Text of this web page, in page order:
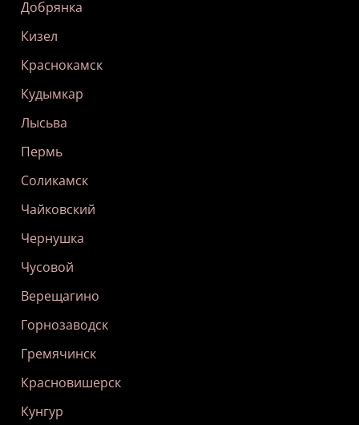
Добрянка
Кизел
Краснокамск
Кудымкар
Лысьва
Пермь
Соликамск
Чайковский
Чернушка
Чусовой
Верещагино
Горнозаводск
Гремячинск
Красновишерск
Кунгур